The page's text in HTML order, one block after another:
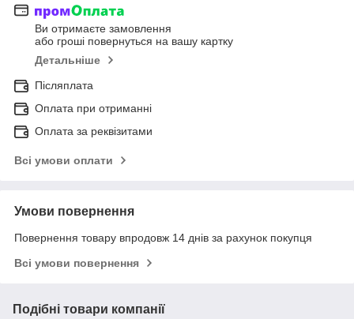
Ви отримаєте замовлення
або гроші повернуться на вашу картку
Детальніше
Післяплата
Оплата при отриманні
Оплата за реквізитами
Всі умови оплати
Умови повернення
Повернення товару впродовж 14 днів за рахунок покупця
Всі умови повернення
Подібні товари компанії